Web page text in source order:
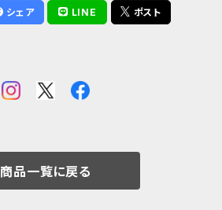
シェア LINE ポスト
商品一覧に戻る